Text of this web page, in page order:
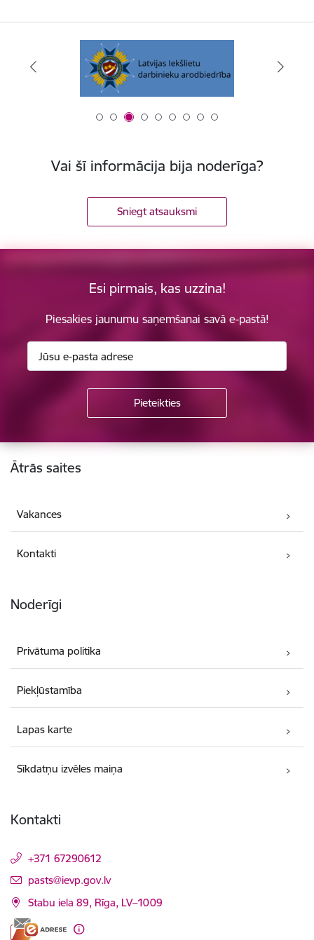
Vai šī informācija bija noderīga?
Sniegt atsauksmi
Esi pirmais, kas uzzina!
Piesakies jaunumu saņemšanai savā e-pastā!
Kājene
Ātrās saites
Vakances
Kontakti
Noderīgi
Privātuma politika
Piekļūstamība
Lapas karte
Sīkdatņu izvēles maiņa
Kontakti
+371 67290612
E-pasts:
pasts@ievp.gov.lv
Stabu iela 89, Rīga, LV–1009